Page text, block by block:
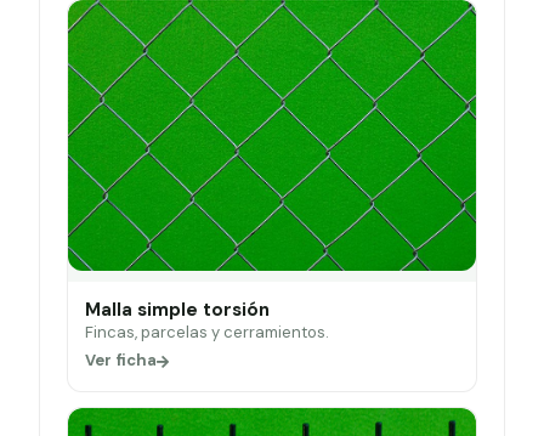
Malla simple torsión
Fincas, parcelas y cerramientos.
Ver ficha